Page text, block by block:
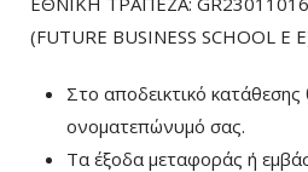
(FUTURE BUSINESS SCHOOL E
Στο αποδεικτικό
ονοματεπώνυμό σας.
Τα έξοδα μεταφοράς ή